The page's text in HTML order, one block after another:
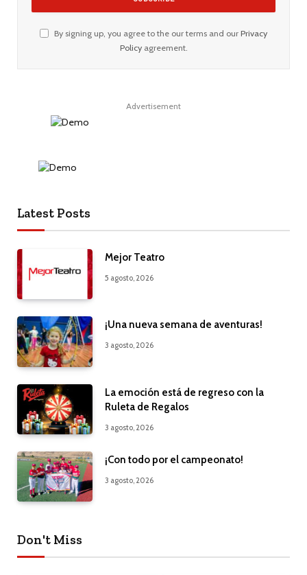
By signing up, you agree to the our terms and our Privacy
Policyagreement.
Advertisement
Latest Posts
Mejor Teatro
5 agosto, 2026
¡Una nueva semana de aventuras!
3 agosto, 2026
La emoción está de regreso con la
Ruleta de Regalos
3 agosto, 2026
¡Con todo por el campeonato!
3 agosto, 2026
Don't Miss